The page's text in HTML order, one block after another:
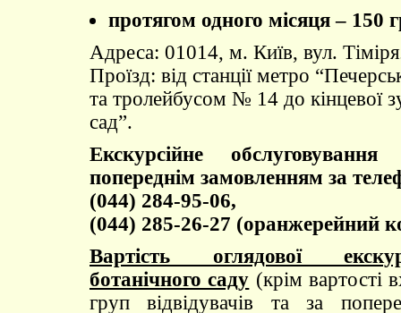
протягом одного місяця – 150
Адреса: 01014, м. Київ, вул.
Проїзд: від станції метро
та тролейбусом № 14 до кінцевої
сад”.
Екскурсійне
попереднім замовленням за
(044) 284-95-06,
(044) 285-26-27 (оранжерейний
Вартість оглядової
ботанічного саду (крім вартості
груп відвідувачів та за